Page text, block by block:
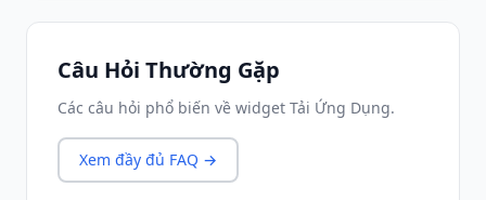
Câu Hỏi Thường Gặp
Các câu hỏi phổ biến về widget Tải Ứng Dụng.
Xem đầy đủ FAQ →